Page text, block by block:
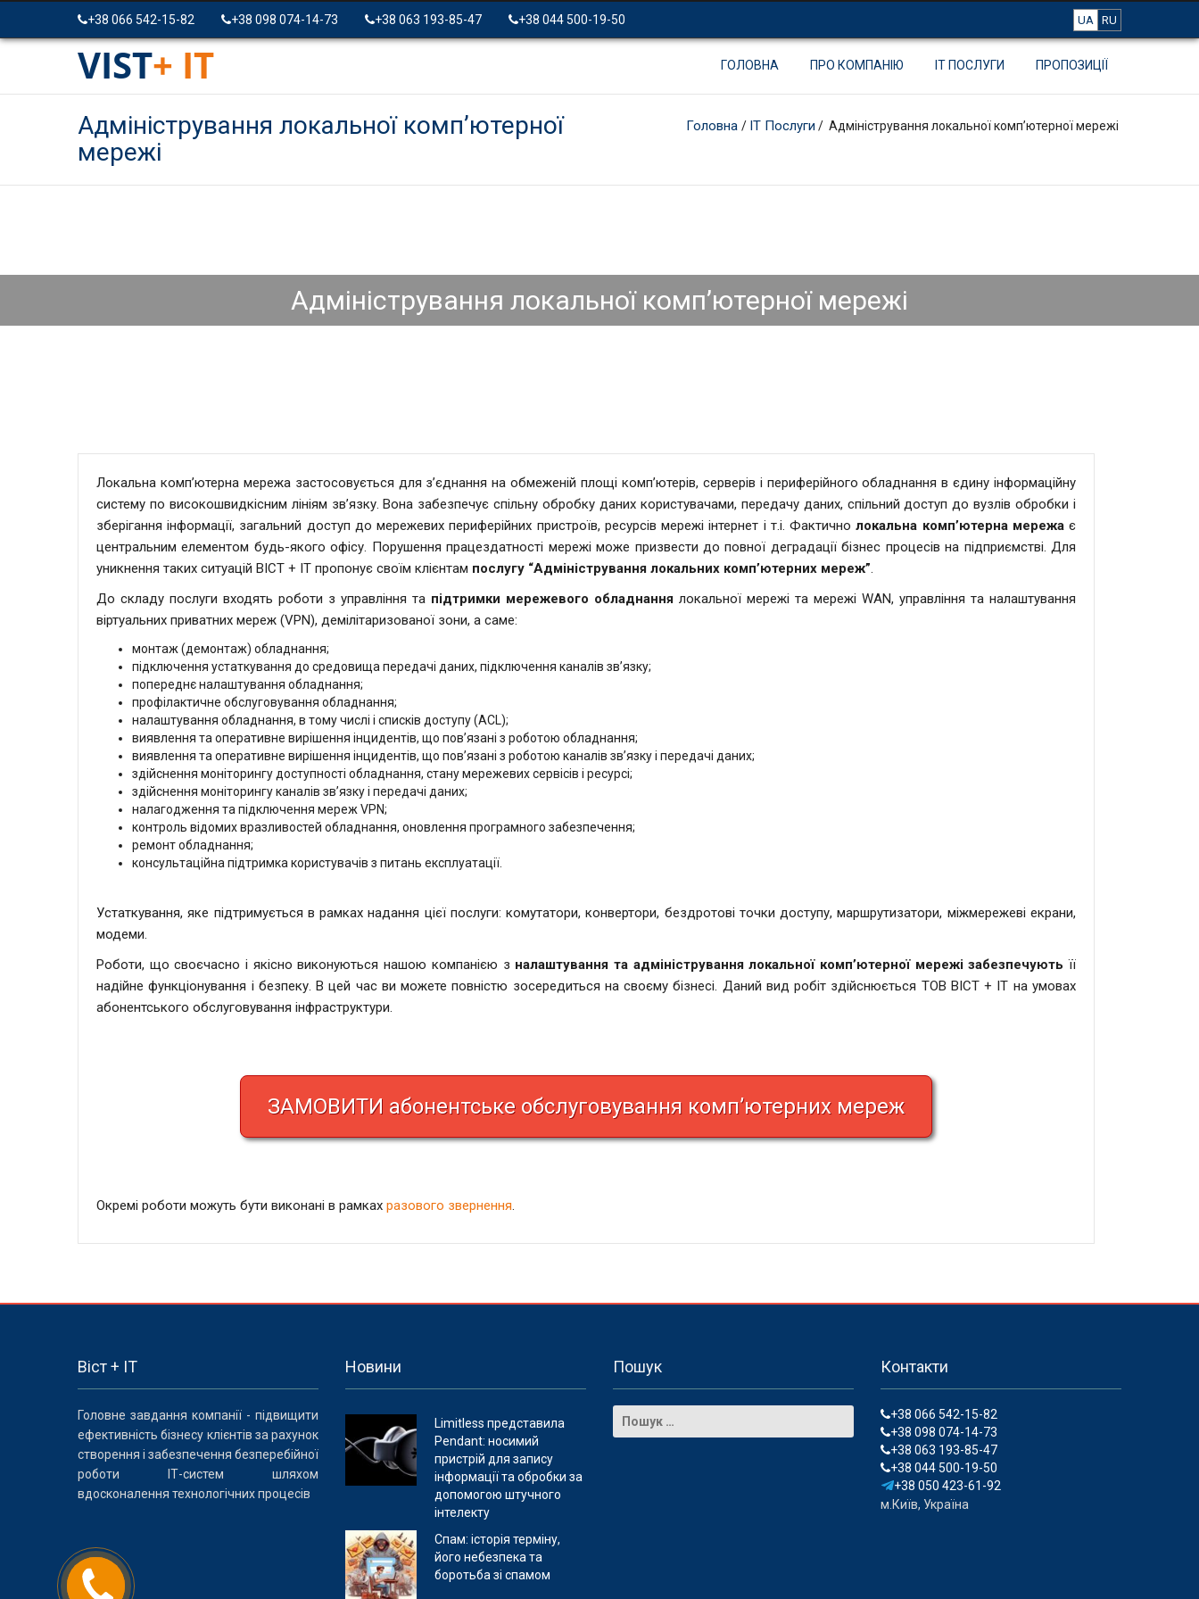
+38 066 542-15-82 +38 098 074-14-73 +38 063 193-85-47 +38 044 500-19-50 UA RU
VIST+ IT ГОЛОВНА ПРО КОМПАНІЮ IT ПОСЛУГИ ПРОПОЗИЦІЇ
Адміністрування локальної комп’ютерної
мережі
Головна / IT Послуги / Адміністрування локальної комп’ютерної мережі
Адміністрування локальної комп’ютерної мережі
Локальна комп’ютерна мережа застосовується для з’єднання на обмеженій площі комп’ютерів, серверів і периферійного обладнання в єдину інформаційну
систему по високошвидкісним лініям зв’язку. Вона забезпечує спільну обробку даних користувачами, передачу даних, спільний доступ до вузлів обробки і
зберігання інформації, загальний доступ до мережевих периферійних пристроїв, ресурсів мережі інтернет і т.і. Фактично локальна комп’ютерна мережає
центральним елементом будь-якого офісу. Порушення працездатності мережі може призвести до повної деградації бізнес процесів на підприємстві. Для
уникнення таких ситуацій ВІСТ + ІТ пропонує своїм клієнтам послугу “Адміністрування локальних комп’ютерних мереж”.
До складу послуги входять роботи з управління та підтримки мережевого обладнання локальної мережі та мережі WAN, управління та налаштування
віртуальних приватних мереж (VPN), демілітаризованої зони, а саме:
монтаж (демонтаж) обладнання;
підключення устаткування до средовища передачі даних, підключення каналів зв’язку;
попереднє налаштування обладнання;
профілактичне обслуговування обладнання;
налаштування обладнання, в тому числі і списків доступу (ACL);
виявлення та оперативне вирішення інцидентів, що пов’язані з роботою обладнання;
виявлення та оперативне вирішення інцидентів, що пов’язані з роботою каналів зв’язку і передачі даних;
здійснення моніторингу доступності обладнання, стану мережевих сервісів і ресурсі;
здійснення моніторингу каналів зв’язку і передачі даних;
налагодження та підключення мереж VPN;
контроль відомих вразливостей обладнання, оновлення програмного забезпечення;
ремонт обладнання;
консультаційна підтримка користувачів з питань експлуатації.
Устаткування, яке підтримується в рамках надання цієї послуги: комутатори, конвертори, бездротові точки доступу, маршрутизатори, міжмережеві екрани,
модеми.
Роботи, що своєчасно і якісно виконуються нашою компанією з налаштування та адміністрування локальної комп’ютерної мережі забезпечують її
надійне функціонування і безпеку. В цей час ви можете повністю зосередиться на своєму бізнесі. Даний вид робіт здійснюється ТОВ ВІСТ + ІТ на умовах
абонентського обслуговування інфраструктури.
ЗАМОВИТИ абонентське обслуговування комп’ютерних мереж
Окремі роботи можуть бути виконані в рамках разового звернення.
Віст + IT
Головне завдання компанії - підвищити
ефективність бізнесу клієнтів за рахунок
створення і забезпечення безперебійної
роботи ІТ-систем шляхом
вдосконалення технологічних процесів
Новини
Limitless представила
Pendant: носимий
пристрій для запису
інформації та обробки за
допомогою штучного
інтелекту
Спам: історія терміну,
його небезпека та
боротьба зі спамом
Пошук Контакти
+38 066 542-15-82
+38 098 074-14-73
+38 063 193-85-47
+38 044 500-19-50
+38 050 423-61-92
м.Київ, Україна
Замовити
дзвінок